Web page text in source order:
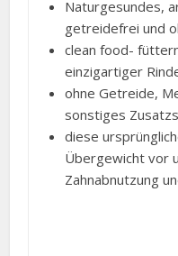
Naturgesundes,
getreidefrei und
clean food-
einzigartiger
ohne Getreide,
sonstiges
diese
Übergewicht vor
Zahnabnutzung